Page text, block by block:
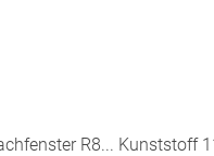
R8... Kunststoff